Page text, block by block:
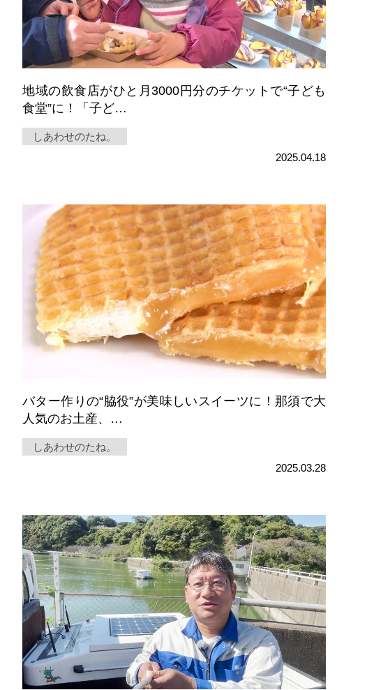
地域の飲食店がひと月3000円分のチケットで“子ども
食堂”に！「子ど…
しあわせのたね。
2025.04.18
バター作りの“脇役”が美味しいスイーツに！那須で大
人気のお土産、…
しあわせのたね。
2025.03.28